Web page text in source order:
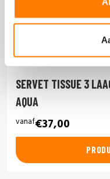
SERVET TISSUE 3
AQUA
vanaf€37,00